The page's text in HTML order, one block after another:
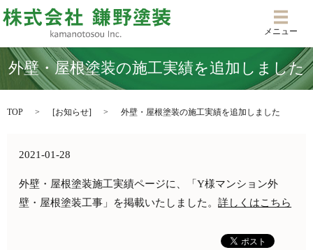
メニ
メニュー
外壁・屋根塗装の施工実績を追加しました
TOP [お知らせ] 外壁・屋根塗装の施工実績を追加しました
2021-01-28
外壁・屋根塗装施工実績ページに、「Y様マンション外
壁・屋根塗装工事」を掲載いたしました。詳しくはこちら